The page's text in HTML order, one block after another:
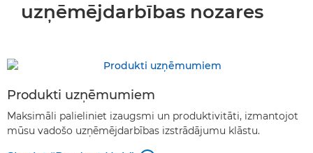
uzņēmējdarbības nozares
Produkti uzņēmumiem
Maksimāli palieliniet izaugsmi un produktivitāti, izmantojot
mūsu vadošo uzņēmējdarbības izstrādājumu klāstu.